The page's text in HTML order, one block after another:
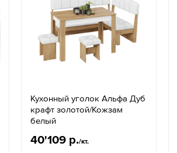
Кухонный уголок Альфа Дуб
крафт золотой/Кожзам
белый
40'109 р./кт.